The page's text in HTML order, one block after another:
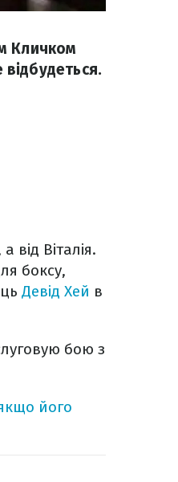
Кличком
від Віталія.
боксу,
Девід Хей в
бою з
його